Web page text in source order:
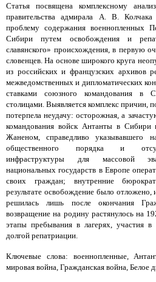
Статья посвящена комплексному
правительства адмирала А. В.
проблему содержания военнопленных
Сибири путем освобождения и
славянского» происхождения, в первую
словенцев. На основе широкого круга
из российских и французских архивов
межведомственных и дипломатических
ставками союзного командования в
столицами. Выявляется комплекс причин,
потерпела неудачу: осторожная, а
командования войск Антанты в Сибири
Жаненом, справедливо указывавшего
общественного порядка и
инфраструктуры для массовой
национальных государств в Европе
своих граждан; внутренние
результате освобождение было отложено,
решилась лишь после окончания
возвращение на родину растянулось на
этапы пребывания в лагерях, участия
долгой репатриации.
Ключевые слова: военнопленные,
мировая война, Гражданская война, Белое